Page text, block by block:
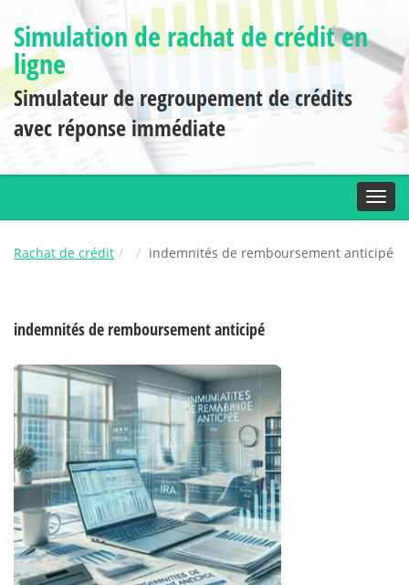
Simulation de rachat de crédit en
ligne
Simulateur de regroupement de crédits
avec réponse immédiate
Rachat de crédit indemnités de remboursement anticipé
indemnités de remboursement anticipé